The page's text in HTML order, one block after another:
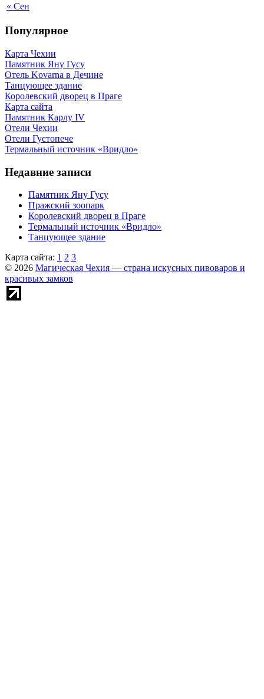
« Сен
Популярное
Карта Чехии
Памятник Яну Гусу
Отель Kovarna в Дечине
Танцующее здание
Королевский дворец в Праге
Карта сайта
Памятник Карлу IV
Отели Чехии
Отели Густопече
Термальный источник «Вридло»
Недавние записи
Памятник Яну Гусу
Пражский зоопарк
Королевский дворец в Праге
Термальный источник «Вридло»
Танцующее здание
Карта сайта: 1 2 3
© 2026 Магическая Чехия — страна искусных пивоваров и
красивых замков